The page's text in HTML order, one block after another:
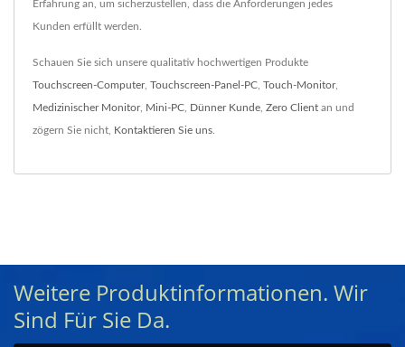
Erfahrung an, um sicherzustellen, dass die Anforderungen jedes
Kunden erfüllt werden.
Schauen Sie sich unsere qualitativ hochwertigen Produkte
Touchscreen-Computer, Touchscreen-Panel-PC Touch-Monitor,
Medizinischer Monitor, Mini-PC Dünner Kunde Zero Client an und
zögern Sie nicht, Kontaktieren Sie uns
Weitere Produktinformationen. Wir
Sind Für Sie Da.